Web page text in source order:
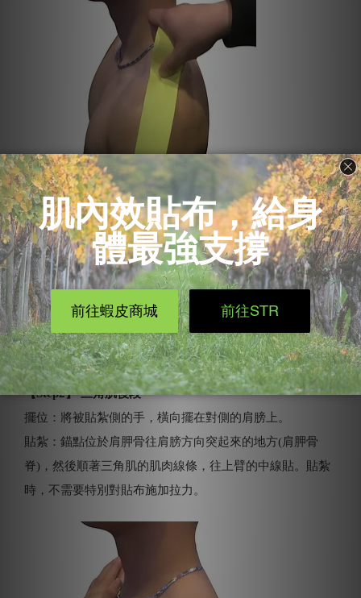
推薦課程 : 生活貼紮上肢篇：肌內效貼紮傷害預
防，原來要這樣貼！ (線上課程)
【Step2】 三角肌後段
擺位：將被貼紮側的手，橫向擺在對側的肩膀上。
貼紮：錨點位於肩胛骨往肩膀方向突起來的地方(肩胛骨
脊)，然後順著三角肌的肌肉線條，往上臂的中線貼。貼紮
時，不需要特別對貼布施加拉力。